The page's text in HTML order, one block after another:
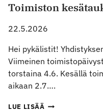
AID
SUMMER
CALL
DATES
2026
Toimiston
22.5.2026
Hei pykälistit!
Viimeinen
torstaina 4.6. Kesällä
aikaan 2.7….
LUE LISÄÄ TOIMISTON